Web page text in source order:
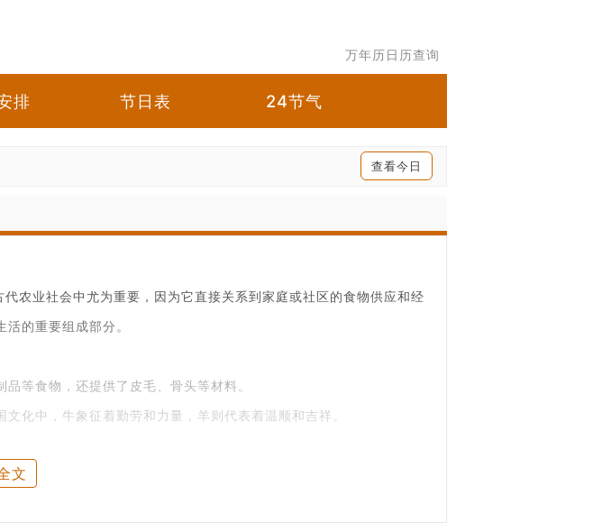
万年历日历查询
排 节日表 24节气
查看今日
农业社会中尤为重要，因为它直接关系到家庭或社区的食物供应和经
的重要组成部分。
等食物，还提供了皮毛、骨头等材料。
化中，牛象征着勤劳和力量，羊则代表着温顺和吉祥。
文